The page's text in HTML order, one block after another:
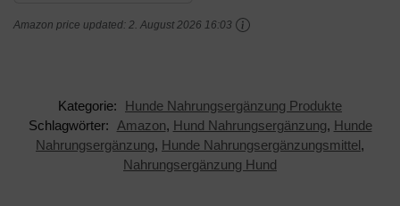
Magnesiumstearat,
Amazon price updated: 2. August 2026 16:03
Kategorie:
Hunde Nahrungsergänzung Produkte
Schlagwörter: Amazon, Hund Nahrungsergänzung, Hunde
Nahrungsergänzung, Hunde Nahrungsergänzungsmittel ,
Nahrungsergänzung Hund